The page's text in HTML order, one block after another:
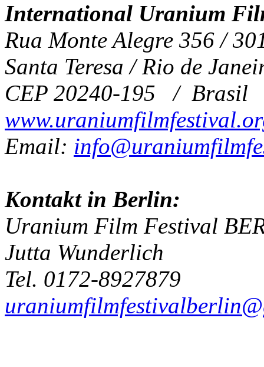
International Uranium
Rua Monte Alegre 356 /
Santa Teresa / Rio de
CEP 20240-195 / Brasil
Email:
Kontakt in Berlin:
Uranium Film Festival
Jutta Wunderlich
Tel. 0172-8927879